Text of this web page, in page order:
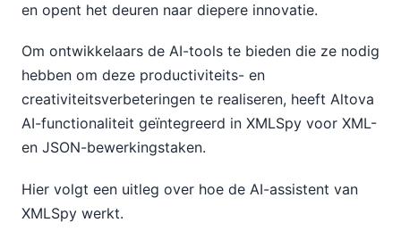
en opent het deuren naar diepere innovatie.
Om ontwikkelaars de AI-tools te bieden die ze nodig
hebben om deze productiviteits- en
creativiteitsverbeteringen te realiseren, heeft Altova
AI-functionaliteit geïntegreerd in XMLSpy voor XML-
en JSON-bewerkingstaken.
Hier volgt een uitleg over hoe de AI-assistent van
XMLSpy werkt.